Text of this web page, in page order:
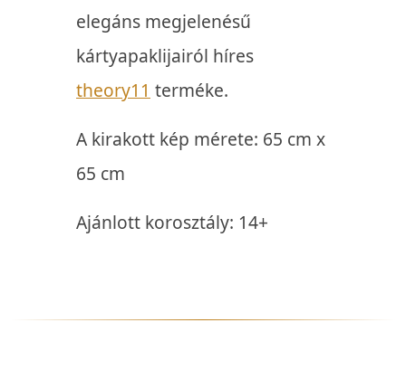
elegáns megjelenésű
kártyapaklijairól híres
theory11 terméke.
A kirakott kép mérete: 65 cm x
65 cm
Ajánlott korosztály: 14+